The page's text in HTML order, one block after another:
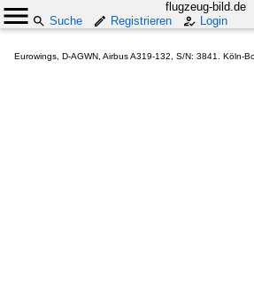
flugzeug-bild.de
Suche
Registrieren Login
Eurowings, D-AGWN, Airbus A319-132, S/N: 3841. Köln-